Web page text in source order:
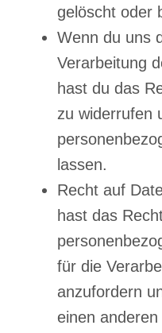
gelöscht oder
Wenn du uns
Verarbeitung
hast du das
zu widerrufen
lassen.
Recht auf
hast das
für die
anzufordern
einen